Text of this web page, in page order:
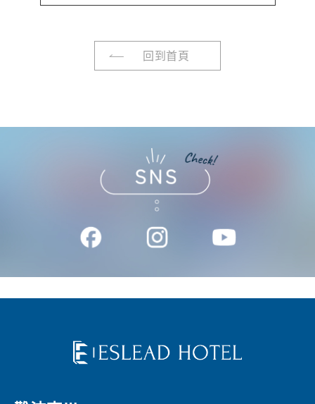
回到首頁